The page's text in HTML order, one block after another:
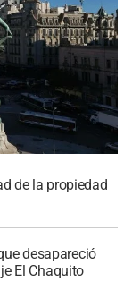
de la propiedad
desapareció
El Chaquito